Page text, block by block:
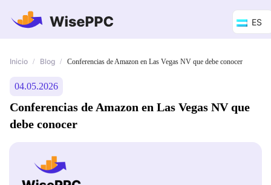
ES
Inicio / Blog / Conferencias de Amazon en Las Vegas NV que debe conocer
04.05.2026
Conferencias de Amazon en Las Vegas NV que
debe conocer